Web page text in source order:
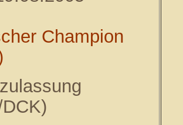
Champion